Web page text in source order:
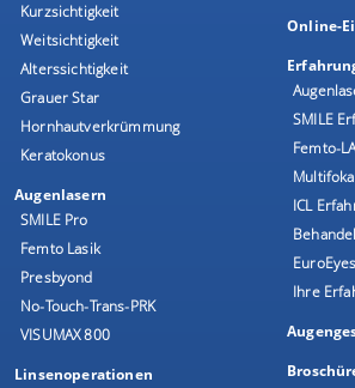
Kurzsichtigkeit
Weitsichtigkeit
Alterssichtigkeit
Grauer Star
Hornhautverkrümmung
Keratokonus
Augenlasern
SMILE Pro
Femto Lasik
Presbyond
No-Touch-Trans-PRK
VISUMAX 800
Linsenoperationen
Online-
SMILE
Femto-
ICL
Ihre